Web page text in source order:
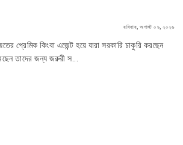
রবিবার, অগাস্ট ০৯, ২০২৬
প্রেমিক কিংবা এজেন্ট হয়ে যারা সরকারি চাকুরি করছেন
তাদের জন্য জরুরী স...